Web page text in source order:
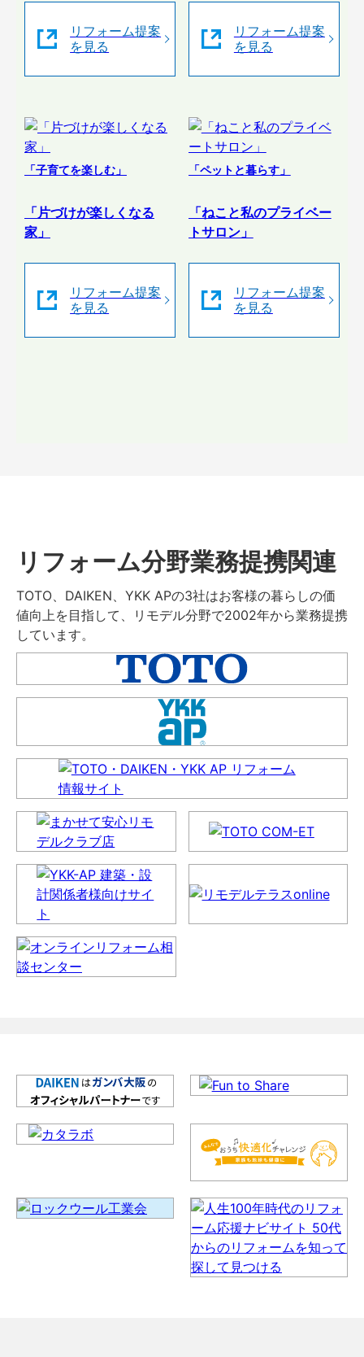
リフォーム提案
を見る
リフォーム提案
を見る
「子育てを楽しむ」
「片づけが楽しくなる
家」
リフォーム提案
を見る
「ペットと暮らす」
「ねこと私のプライベー
トサロン」
リフォーム提案
を見る
リフォーム分野業務提携関連
TOTO、DAIKEN、YKK APの3社はお客様の暮らしの価
値向上を目指して、リモデル分野で2002年から業務提携
しています。